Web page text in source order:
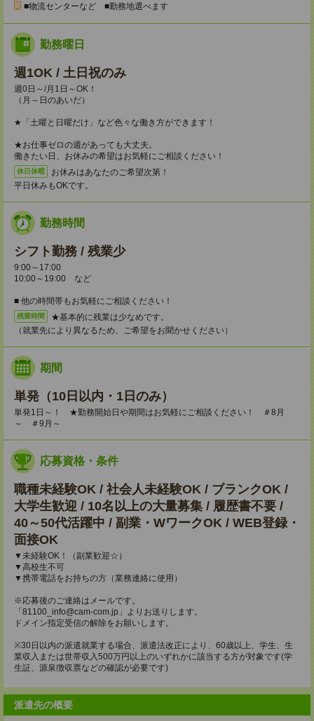
■物流センターなど ■勤務地選べます
勤務曜日
週1OK / 土日祝のみ
週0日～/月1日～OK！
（月～日のあいだ）
★「土曜と日曜だけ」など色々な働き方ができます！
★お仕事ゼロの週があっても大丈夫。
働きたい日、お休みの希望はお気軽にご相談ください！
休日休暇
お休みはあなたのご希望次第！
平日休みもOKです。
勤務時間
シフト勤務 / 残業少
9:00～17:00
10:00～19:00 など
■ 他の時間帯もお気軽にご相談ください！
残業時間
★基本的に残業は少なめです。
（就業先により異なるため、ご希望をお聞かせください）
期間
単発（10日以内・1日のみ）
単発1日～！ ★勤務開始日や期間はお気軽にご相談ください！ ＃8月
～ ＃9月～
応募資格・条件
職種未経験OK / 社会人未経験OK / ブランクOK /
大学生歓迎 / 10名以上の大量募集 / 履歴書不要 /
40～50代活躍中 / 副業・WワークOK / WEB登録・
面接OK
▼未経験OK！（副業歓迎☆）
▼高校生不可
▼携帯電話をお持ちの方（業務連絡に使用）
※応募後のご連絡はメールです。
「81100_info@cam-com.jp」よりお送りします。
ドメイン指定受信の解除をお願いします。
※30日以内の派遣就業する場合、派遣法改正により、60歳以上、学生、生
業収入または世帯収入500万円以上のいずれかに該当する方が対象です(学
生証、源泉徴収票などの確認が必要です)
派遣先の概要